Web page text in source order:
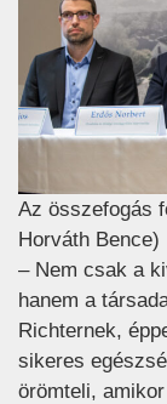
Az összefogás
Horváth Bence)
– Nem csak a
hanem a
Richternek,
sikeres
örömteli,